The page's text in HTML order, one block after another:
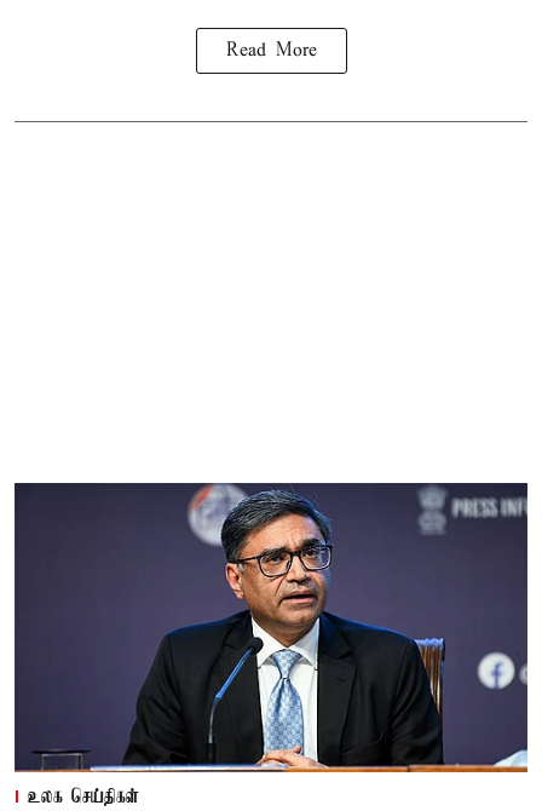
Read More
உலக செய்திகள்